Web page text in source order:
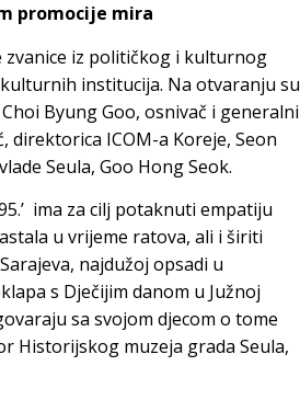
promocije mira
zvanice iz političkog i kulturnog
institucija. Na otvaranju su
Byung Goo, osnivač i generalni
ICOM-a Koreje, Seon
Seula, Goo Hong Seok.
ima za cilj potaknuti empatiju
u vrijeme ratova, ali i širiti
najdužoj opsadi u
s Dječijim danom u Južnoj
sa svojom djecom o tome
Historijskog muzeja grada Seula,